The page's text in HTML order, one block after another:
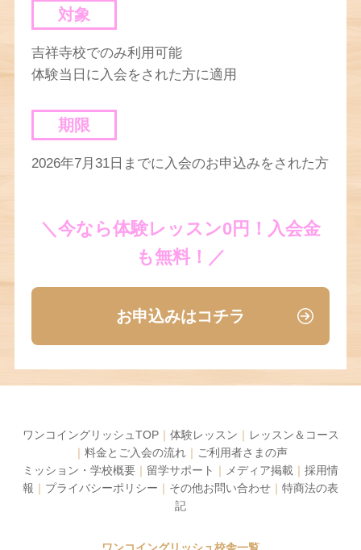
対象
吉祥寺校でのみ利用可能
体験当日に入会をされた方に適用
期限
2026年7月31日までに入会のお申込みをされた方
＼今なら体験レッスン0円！入会金
も無料！／
お申込みはコチラ
ワンコイングリッシュTOP｜ 体験レッスン ｜ レッスン＆コース
｜ 料金とご入会の流れ ｜ ご利用者さまの声
ミッション・学校概要 ｜ 留学サポート ｜ メディア掲載 ｜ 採用情
報 ｜ プライバシーポリシー ｜ その他お問い合わせ ｜ 特商法の表
記